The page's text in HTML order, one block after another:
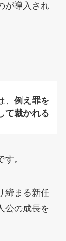
が導入され
例え罪を
て裁かれる
。
締まる新任
公の成長を